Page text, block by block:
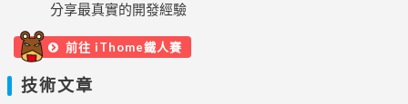
分享最真實的開發經驗
前往 iThome鐵人賽
技術文章